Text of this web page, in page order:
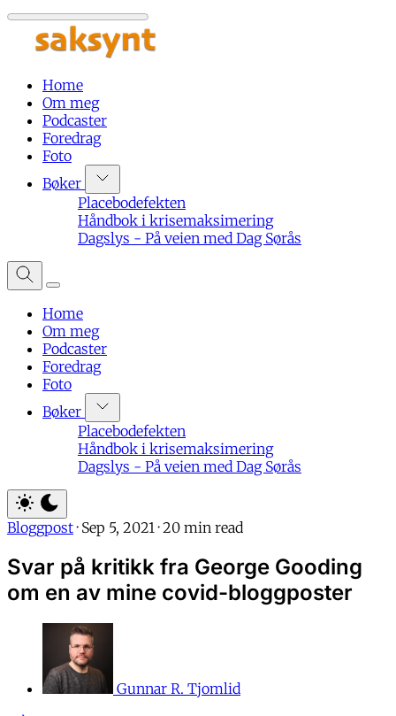
Home
Om meg
Podcaster
Foredrag
Foto
Bøker
Placebodefekten
Håndbok i krisemaksimering
Dagslys - På veien med Dag Sørås
Home
Om meg
Podcaster
Foredrag
Foto
Bøker
Placebodefekten
Håndbok i krisemaksimering
Dagslys - På veien med Dag Sørås
Bloggpost · Sep 5, 2021 · 20 min read
Svar på kritikk fra George Gooding
om en av mine covid-bloggposter
Gunnar R. Tjomlid